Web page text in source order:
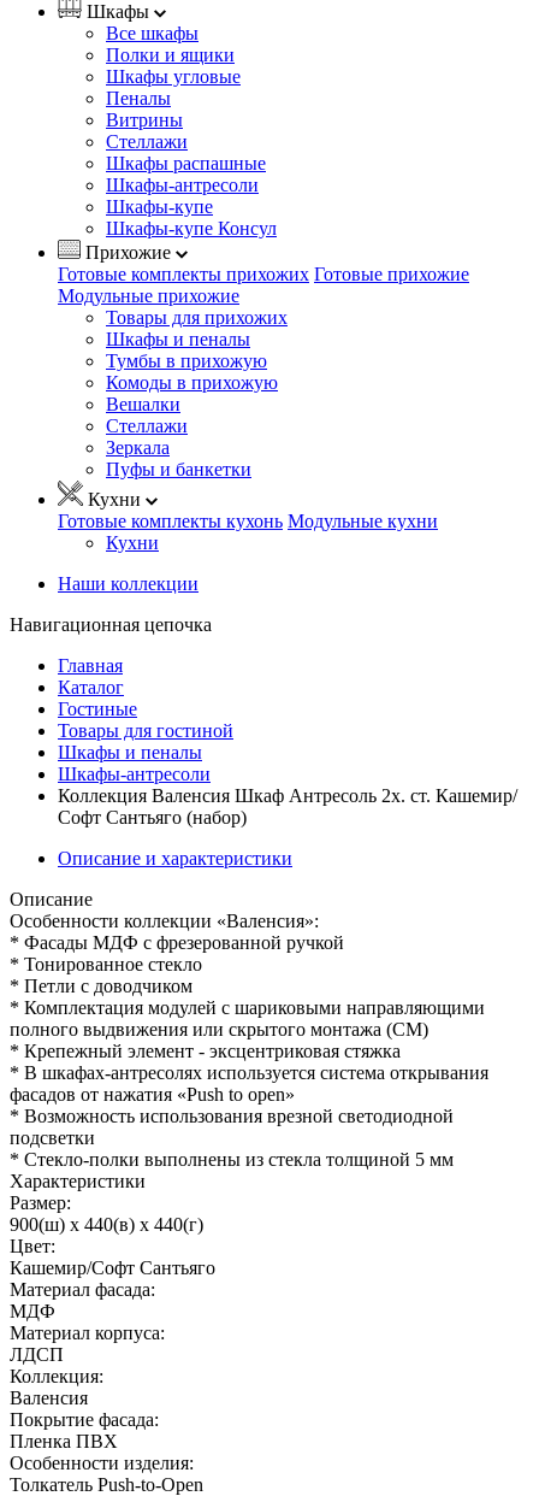
Шкафы
Все шкафы
Полки и ящики
Шкафы угловые
Пеналы
Витрины
Стеллажи
Шкафы распашные
Шкафы-антресоли
Шкафы-купе
Шкафы-купе Консул
Прихожие
Готовые комплекты прихожих Готовые прихожие
Модульные прихожие
Товары для прихожих
Шкафы и пеналы
Тумбы в прихожую
Комоды в прихожую
Вешалки
Стеллажи
Зеркала
Пуфы и банкетки
Кухни
Готовые комплекты кухонь Модульные кухни
Кухни
Наши коллекции
Навигационная цепочка
Главная
Каталог
Гостиные
Товары для гостиной
Шкафы и пеналы
Шкафы-антресоли
Коллекция Валенсия Шкаф Антресоль 2х. ст. Кашемир/
Софт Сантьяго (набор)
Описание и характеристики
Описание
Особенности коллекции «Валенсия»:
* Фасады МДФ с фрезерованной ручкой
* Тонированное стекло
* Петли с доводчиком
* Комплектация модулей с шариковыми направляющими
полного выдвижения или скрытого монтажа (СМ)
* Крепежный элемент - эксцентриковая стяжка
* В шкафах-антресолях используется система открывания
фасадов от нажатия «Push to open»
* Возможность использования врезной светодиодной
подсветки
* Стекло-полки выполнены из стекла толщиной 5 мм
Характеристики
Размер:
900(ш) x 440(в) x 440(г)
Цвет:
Кашемир/Софт Сантьяго
Материал фасада:
МДФ
Материал корпуса:
ЛДСП
Коллекция:
Валенсия
Покрытие фасада:
Пленка ПВХ
Особенности изделия:
Толкатель Push-to-Open